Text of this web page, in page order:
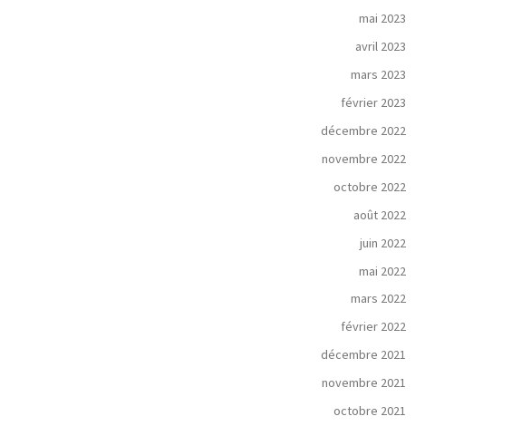
mai 2023
avril 2023
mars 2023
février 2023
décembre 2022
novembre 2022
octobre 2022
août 2022
juin 2022
mai 2022
mars 2022
février 2022
décembre 2021
novembre 2021
octobre 2021